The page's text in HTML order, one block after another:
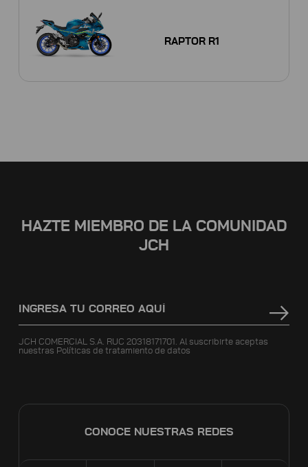
RAPTOR R1
HAZTE MIEMBRO DE LA COMUNIDAD
JCH
JCH COMERCIAL S.A. RUC 20318171701. Al suscribirte aceptas
nuestras Políticas de tratamiento de datos
CONOCE NUESTRAS REDES